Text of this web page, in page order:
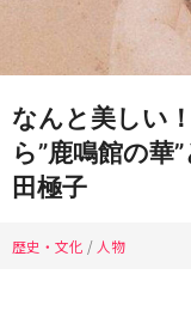
なんと美しい
ら”鹿鳴館の華
田極子
歴史・文化 / 人物